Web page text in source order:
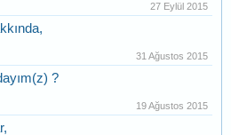
27 Eylül 2015
31 Ağustos 2015
?
19 Ağustos 2015